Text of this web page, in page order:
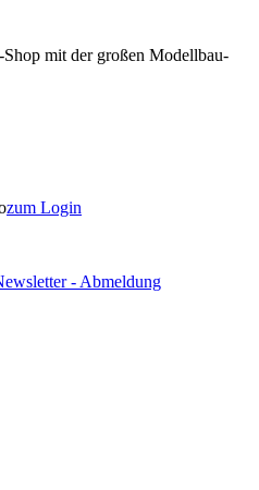
mit der großen Modellbau-
zum Login
- Abmeldung